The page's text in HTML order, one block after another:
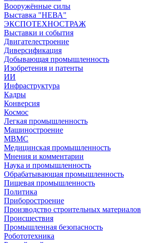
Вооружённые силы
Выставка "НЕВА"
ЭКСПОТЕХНОСТРАЖ
Выставки и события
Двигателестроение
Диверсификация
Добывающая промышленность
Изобретения и патенты
ИИ
Инфраструктура
Кадры
Конверсия
Космос
Легкая промышленность
Машиностроение
МВМС
Медицинская промышленность
Мнения и комментарии
Наука и промышленность
Обрабатывающая промышленность
Пищевая промышленность
Политика
Приборостроение
Производство строительных материалов
Происшествия
Промышленная безопасность
Робототехника